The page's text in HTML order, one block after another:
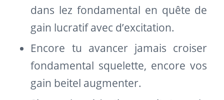
dans lez fondamental en quête de
gain lucratif avec d’excitation.
Encore tu avancer jamais croiser
fondamental squelette, encore vos
gain beitel augmenter.